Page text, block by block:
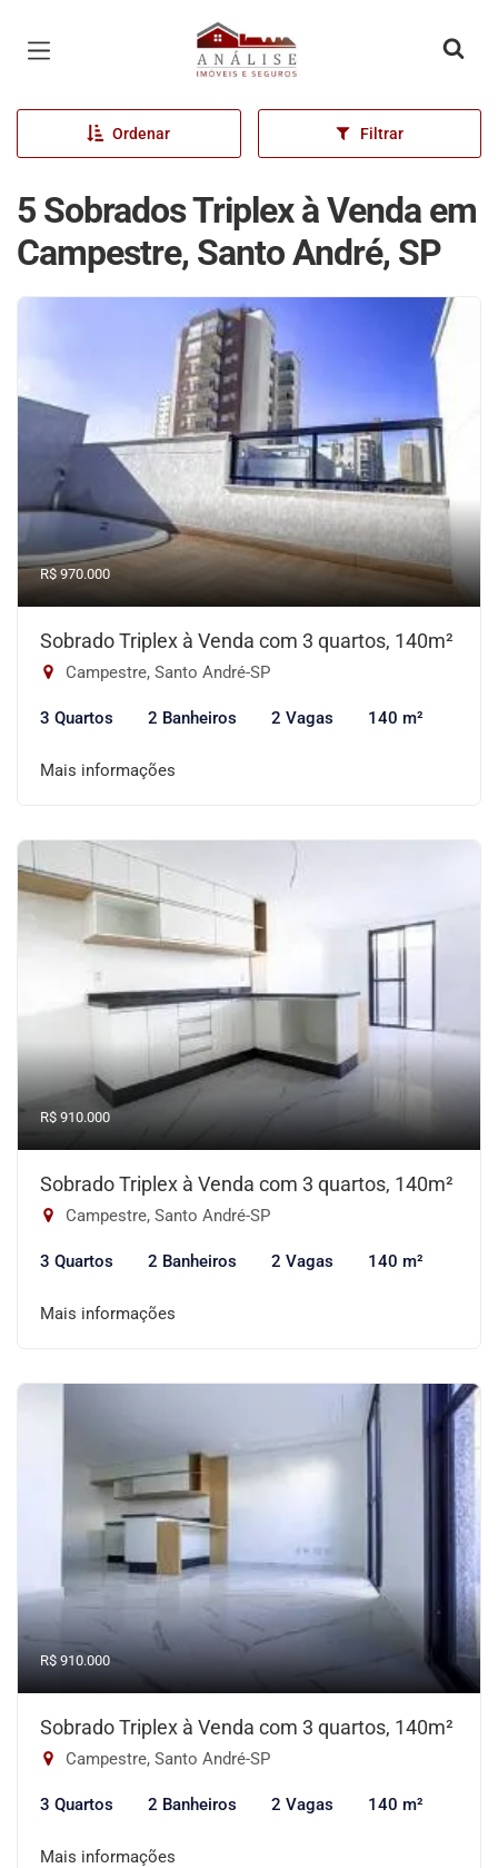
Página inicial
Ordenar Filtrar
5 Sobrados Triplex à Venda em
Campestre, Santo André, SP
R$ 970.000
Sobrado Triplex à Venda com 3 quartos, 140m²
Campestre, Santo André-SP
3 Quartos 2 Banheiros 2 Vagas 140 m²
Mais informações
R$ 910.000
Sobrado Triplex à Venda com 3 quartos, 140m²
Campestre, Santo André-SP
3 Quartos 2 Banheiros 2 Vagas 140 m²
Mais informações
R$ 910.000
Sobrado Triplex à Venda com 3 quartos, 140m²
Campestre, Santo André-SP
3 Quartos 2 Banheiros 2 Vagas 140 m²
Mais informações